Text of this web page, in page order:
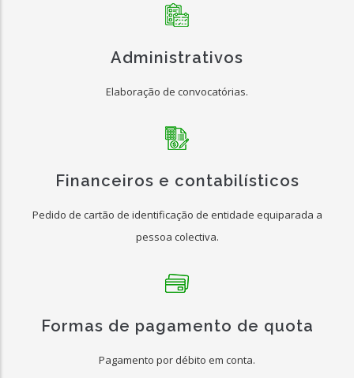
Administrativos
Elaboração de convocatórias.
Financeiros e contabilísticos
Pedido de cartão de identificação de entidade equiparada a
pessoa colectiva.
Formas de pagamento de quota
Pagamento por débito em conta.